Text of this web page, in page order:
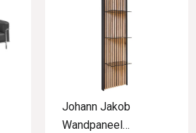
Johann Jakob
Wandpaneel